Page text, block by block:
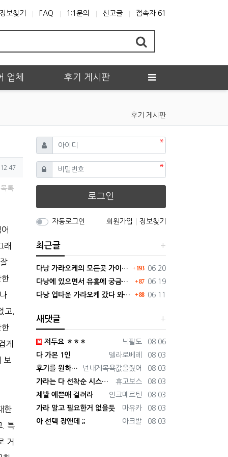
정보찾기 FAQ 1:1문의 신고글 접속자 61
업체 후기 게시판
후기 게시판
목록
래
한
고,
한
게
보
한
. 특
거
아이디 필수
비밀번호필수
로그인
자동로그인 회원가입 정보찾기
최근글
등록일
06.20
다낭 가라오케의 모든곳 가이드 확장판으로 보기쉽게 정리
193
등록일
06.19
다낭에 있으면서 유흥에 궁금했던 거 딱 정리해드림 필독하셈
댓글
87
등록일
06.11
다낭 업타운 가라오케 갔다 와봤는데 현재 1티어 미쳤다. 직접 가봐라.
댓글
88
새댓글
등록자
닉팔도 등록일
08.06
저두요 ㅎㅎㅎ
등록자
델라로베레 등록일
08.03
다 가본 1인
등록자
넌내게목욕값을줬어 등록일
08.03
후기를 원하시면 저에게로
등록자
휴고보스 등록일
08.03
가라는 다 선착순 시스템인가요 ?
등록자
인크메르틴 등록일
08.03
제발 예쁜애 걸려라
등록자
마유카 등록일
08.03
가라 말고 필요한거 없을듯
등록자
아크발 등록일
08.03
아 선택 장앤데 ;;